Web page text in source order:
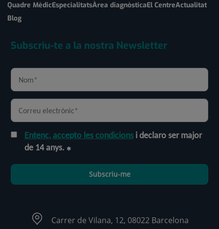
Quadre MèdicEspecialitatsÀrea diagnòsticaEl CentreActualitat
Blog
Subscriu-te a la nostra Newsletter
Entenc, accepto les condicions i declaro ser major
de 14 anys.
Subscriu-me
Carrer de Vilana, 12, 08022 Barcelona